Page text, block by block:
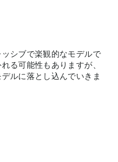
ッシブで楽観的なモデルで
る可能性もありますが、
ルに落とし込んでいきま